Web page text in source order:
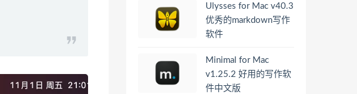
Ulysses for Mac v40.3
优秀的markdown写作
软件
Minimal for Mac
v1.25.2 好用的写作软
件中文版